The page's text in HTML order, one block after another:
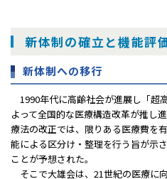
新体制の確立と機能評
新体制への移行
1990年代に高齢社会が進展し「超
よって全国的な医療構造改革が推し
療法の改正では、限りある医療費を
能による区分け・整理を行う旨が示
ことが予想された。
そこで大雄会は、21世紀の医療に